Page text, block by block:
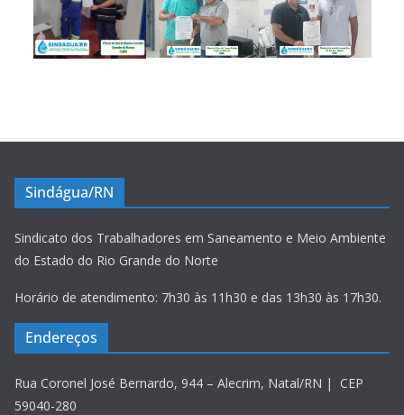
Sindágua/RN
Sindicato dos Trabalhadores em Saneamento e Meio Ambiente
do Estado do Rio Grande do Norte
Horário de atendimento: 7h30 às 11h30 e das 13h30 às 17h30.
Endereços
Rua Coronel José Bernardo, 944 – Alecrim, Natal/RN | CEP
59040-280